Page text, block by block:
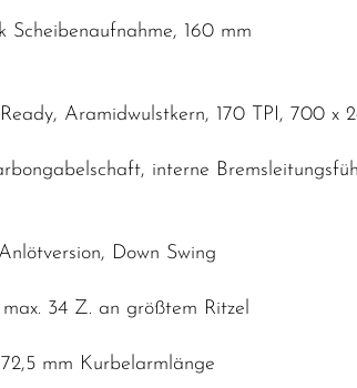
160 mm
Aramidwulstkern, 170 TPI, 700 x
interne
Down Swing
34 Z. an größtem Ritzel
mm Kurbelarmlänge